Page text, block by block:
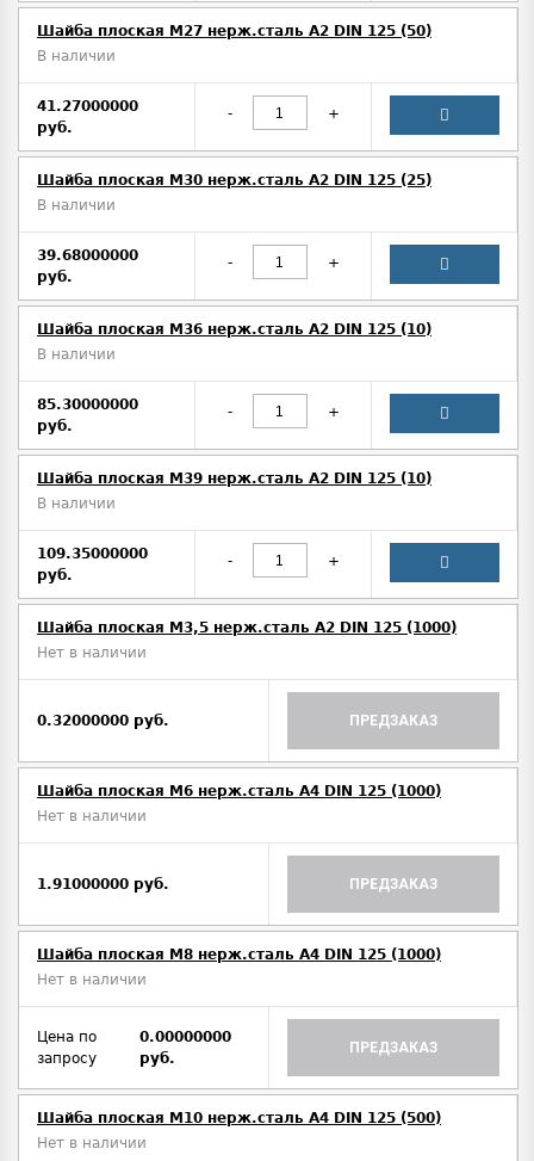
Шайба плоская М27 нерж.сталь А2 DIN 125 (50)
В наличии
41.27000000
руб.
- +
Шайба плоская М30 нерж.сталь А2 DIN 125 (25)
В наличии
39.68000000
руб.
- +
Шайба плоская М36 нерж.сталь А2 DIN 125 (10)
В наличии
85.30000000
руб.
- +
Шайба плоская М39 нерж.сталь А2 DIN 125 (10)
В наличии
109.35000000
руб.
- +
Шайба плоская М3,5 нерж.сталь А2 DIN 125 (1000)
Нет в наличии
0.32000000 руб. ПРЕДЗАКАЗ
Шайба плоская М6 нерж.сталь А4 DIN 125 (1000)
Нет в наличии
1.91000000 руб. ПРЕДЗАКАЗ
Шайба плоская М8 нерж.сталь А4 DIN 125 (1000)
Нет в наличии
Цена по
запросу
0.00000000
руб.
ПРЕДЗАКАЗ
Шайба плоская М10 нерж.сталь А4 DIN 125 (500)
Нет в наличии